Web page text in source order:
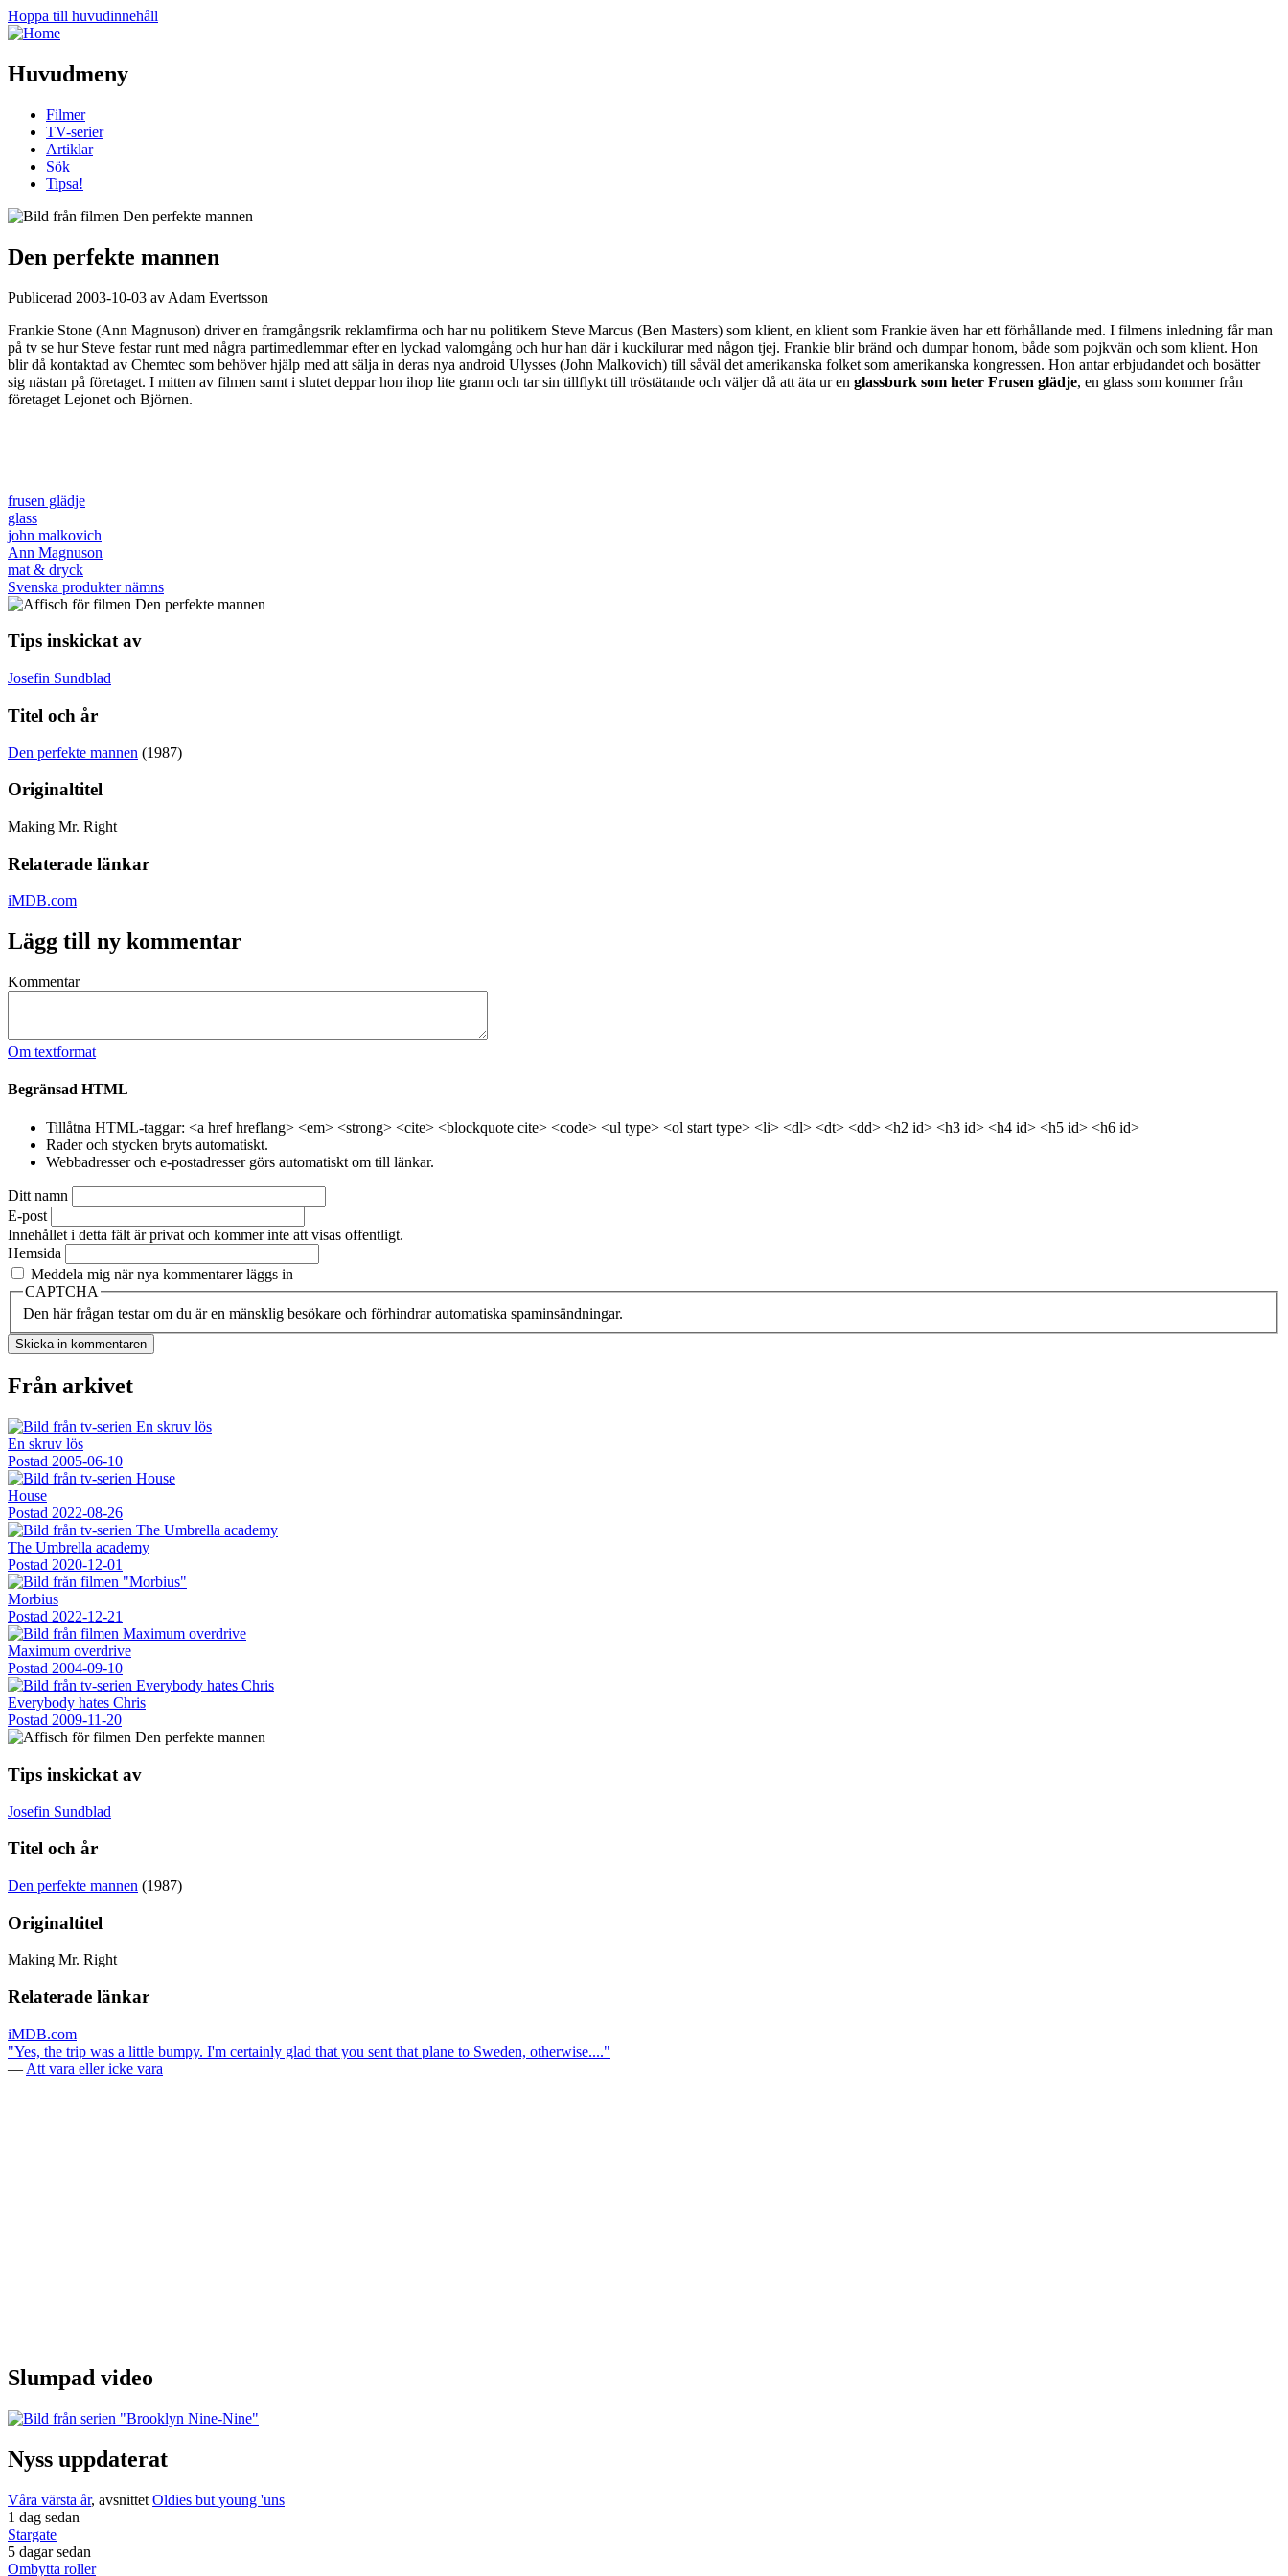
Hoppa till huvudinnehåll
Huvudmeny
Filmer
TV-serier
Artiklar
Sök
Tipsa!
Den perfekte mannen
Publicerad 2003-10-03 av Adam Evertsson
Frankie Stone (Ann Magnuson) driver en framgångsrik reklamfirma och har nu politikern Steve Marcus (Ben Masters) som klient, en klient som Frankie även har ett förhållande med. I filmens inledning får man
på tv se hur Steve festar runt med några partimedlemmar efter en lyckad valomgång och hur han där i kuckilurar med någon tjej. Frankie blir bränd och dumpar honom, både som pojkvän och som klient. Hon
blir då kontaktad av Chemtec som behöver hjälp med att sälja in deras nya android Ulysses (John Malkovich) till såväl det amerikanska folket som amerikanska kongressen. Hon antar erbjudandet och bosätter
sig nästan på företaget. I mitten av filmen samt i slutet deppar hon ihop lite grann och tar sin tillflykt till tröstätande och väljer då att äta ur en glassburk som heter Frusen glädje, en glass som kommer från
företaget Lejonet och Björnen.
frusen glädje
glass
john malkovich
Ann Magnuson
mat & dryck
Svenska produkter nämns
Tips inskickat av
Josefin Sundblad
Titel och år
Den perfekte mannen (1987)
Originaltitel
Making Mr. Right
Relaterade länkar
iMDB.com
Lägg till ny kommentar
Kommentar
Om textformat
Begränsad HTML
Tillåtna HTML-taggar: <a href hreflang> <em> <strong> <cite> <blockquote cite> <code> <ul type> <ol start type> <li> <dl> <dt> <dd> <h2 id> <h3 id> <h4 id> <h5 id> <h6 id>
Rader och stycken bryts automatiskt.
Webbadresser och e-postadresser görs automatiskt om till länkar.
Ditt namn
E-post
Innehållet i detta fält är privat och kommer inte att visas offentligt.
Hemsida
Meddela mig när nya kommentarer läggs in
CAPTCHA
Den här frågan testar om du är en mänsklig besökare och förhindrar automatiska spaminsändningar.
Från arkivet
En skruv lös
Postad 2005-06-10
House
Postad 2022-08-26
The Umbrella academy
Postad 2020-12-01
Morbius
Postad 2022-12-21
Maximum overdrive
Postad 2004-09-10
Everybody hates Chris
Postad 2009-11-20
Tips inskickat av
Josefin Sundblad
Titel och år
Den perfekte mannen (1987)
Originaltitel
Making Mr. Right
Relaterade länkar
iMDB.com
"Yes, the trip was a little bumpy. I'm certainly glad that you sent that plane to Sweden, otherwise...."
— Att vara eller icke vara
Slumpad video
Nyss uppdaterat
Våra värsta år, avsnittet Oldies but young 'uns
1 dag sedan
Stargate
5 dagar sedan
Ombytta roller